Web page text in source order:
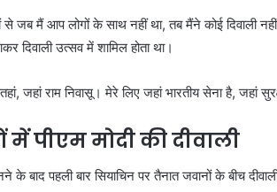
मैं आप लोगों के साथ नहीं था, तब मैंने कोई दिवाली नहीं
दिवाली उत्सव में शामिल होता था।
जहां राम निवासू। मेरे लिए जहां भारतीय सेना है, जहां
पीएम मोदी की दीवाली
के बाद पहली बार सियाचिन पर तैनात जवानों के बीच